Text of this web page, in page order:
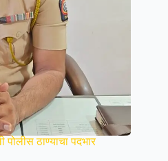
ठाण्याचा पदभार